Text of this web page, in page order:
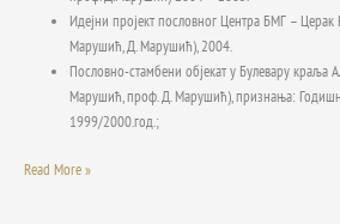
Идејни пројект пословног Центра БМГ –
Марушић, Д. Марушић), 2004.
Пословно-стамбени објекат у Булевару краља
Марушић, проф. Д. Марушић), признања:
1999/2000.год.;
Read More »